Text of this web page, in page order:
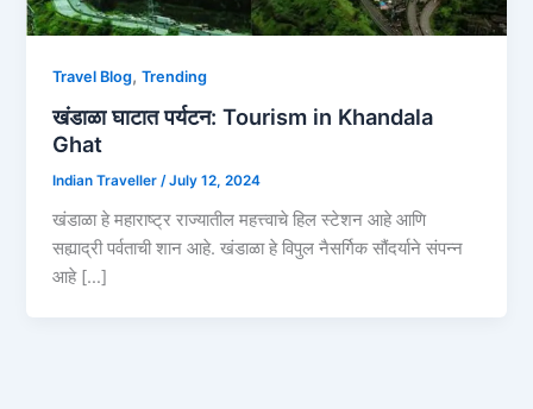
Travel Blog,Trending
खंडाळा घाटात पर्यटन: Tourism in Khandala
Ghat
Indian Traveller/July 12, 2024
खंडाळा हे महाराष्ट्र राज्यातील महत्त्वाचे हिल स्टेशन आहे आणि
सह्याद्री पर्वताची शान आहे. खंडाळा हे विपुल नैसर्गिक सौंदर्याने संपन्न
आहे […]